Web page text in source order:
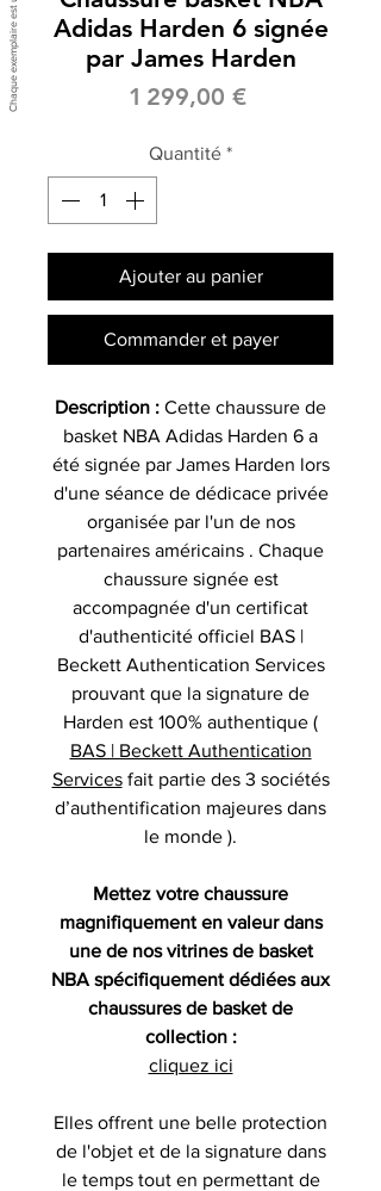
Adidas Harden 6 signée
par James Harden
1 299,00 €Prix
Quantité *
Ajouter au panier
Commander et payer
Description : Cette chaussure de
basket NBA Adidas Harden 6 a
été signée par James Harden lors
d'une séance de dédicace privée
organisée par l'un de nos
partenaires américains . Chaque
chaussure signée est
accompagnée d'un certificat
d'authenticité officiel BAS |
Beckett Authentication Services
prouvant que la signature de
Harden est 100% authentique (
BAS | Beckett Authentication
Servicesfait partie des 3 sociétés
d’authentification majeures dans
le monde ).
Mettez votre chaussure
magnifiquement en valeur dans
une de nos vitrines de basket
NBA spécifiquement dédiées aux
chaussures de basket de
collection :
cliquez ici
Elles offrent une belle protection
de l'objet et de la signature dans
le temps tout en permettant de